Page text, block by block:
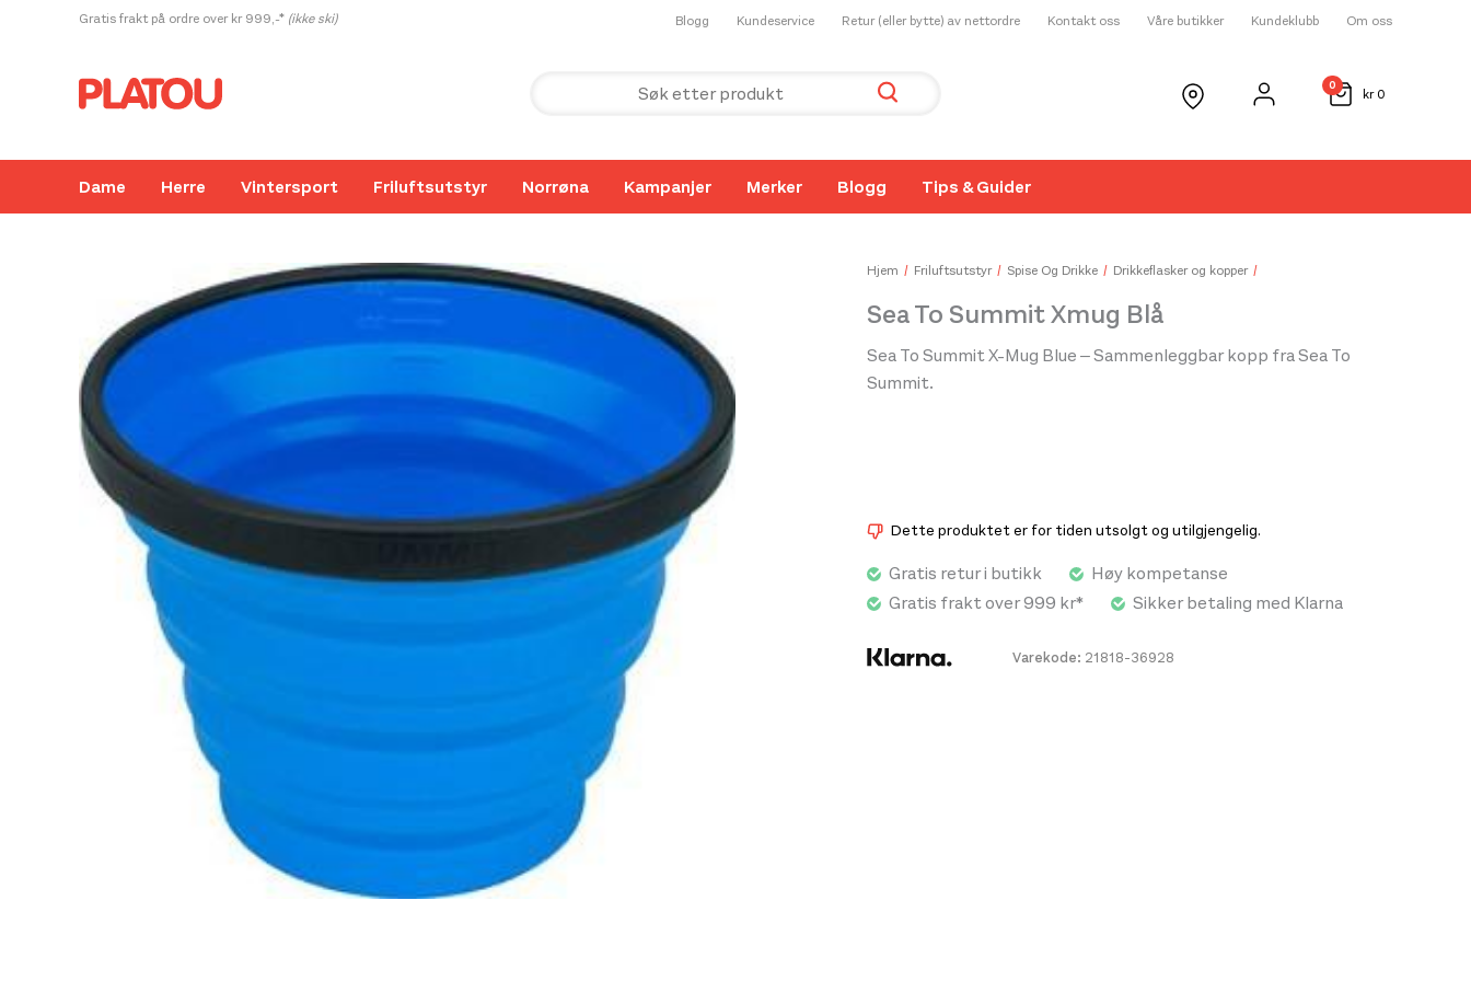
Gratis frakt på ordre over kr 999,-* (ikke ski) Blogg Kundeservice Retur (eller bytte) av nettordre Kontakt oss Våre butikker Kundeklubb Om oss
kr0
0
Dame Herre Vintersport Friluftsutstyr Norrøna Kampanjer Merker Blogg Tips & Guider
Hjem Friluftsutstyr Spise Og Drikke Drikkeflasker og kopper
Sea To Summit Xmug Blå
Sea To Summit X-Mug Blue – Sammenleggbar kopp fra Sea To
Summit.
Dette produktet er for tiden utsolgt og utilgjengelig.
Varekode: 21818-36928
Gratis retur i butikk
Høy kompetanse
Gratis frakt over 999 kr*
Sikker betaling med Klarna